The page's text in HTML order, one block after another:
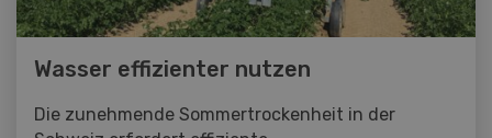
Wasser effizienter nutzen
Die zunehmende Sommertrockenheit in der